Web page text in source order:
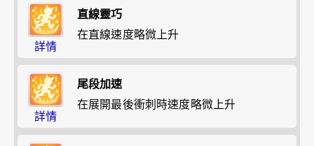
詳情
直線靈巧
在直線速度略微上升
詳情
尾段加速
在展開最後衝刺時速度略微上升